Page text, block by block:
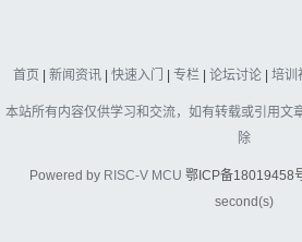
首页 | 新闻资讯 | 快速入门 | 专栏 | 论坛讨论 | 培训
本站所有内容仅供学习和交流，如有转载或引用文
除
Powered by RISC-V MCU 鄂ICP备18019458
second(s)